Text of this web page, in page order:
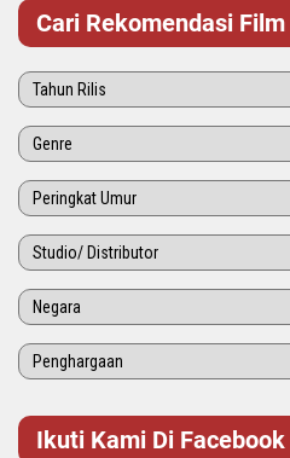
Cari Rekomendasi
Ikuti Kami Di Facebook